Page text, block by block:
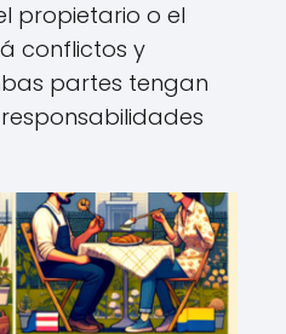
propietario o el
conflictos y
partes tengan